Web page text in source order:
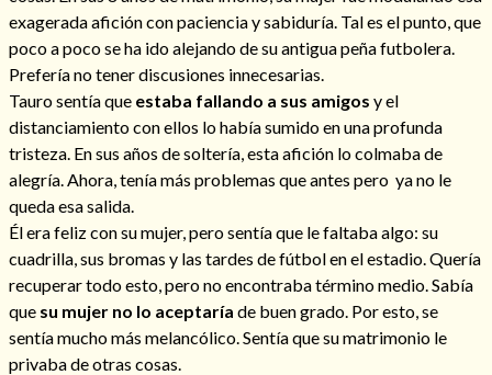
Hechizos de amor
exagerada afición con paciencia y sabiduría. Tal es el punto, que
poco a poco se ha ido alejando de su antigua peña futbolera.
Prefería no tener discusiones innecesarias.
Tauro sentía que estaba fallando a sus amigos y el
distanciamiento con ellos lo había sumido en una profunda
tristeza. En sus años de soltería, esta afición lo colmaba de
alegría. Ahora, tenía más problemas que antes pero ya no le
queda esa salida.
Él era feliz con su mujer, pero sentía que le faltaba algo: su
cuadrilla, sus bromas y las tardes de fútbol en el estadio. Quería
recuperar todo esto, pero no encontraba término medio. Sabía
que su mujer no lo aceptaría de buen grado. Por esto, se
sentía mucho más melancólico. Sentía que su matrimonio le
privaba de otras cosas.